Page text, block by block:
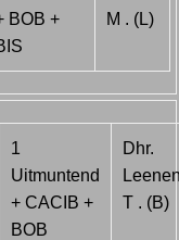
BOB +
M . (L)
1
Uitmuntend
+ CACIB +
BOB
Dhr.
T . (B)